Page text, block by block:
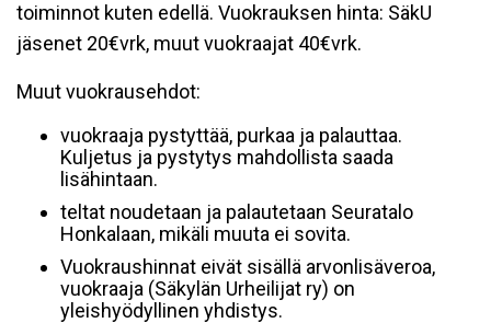
toiminnot kuten edellä. Vuokrauksen hinta: SäkU
jäsenet 20€vrk, muut vuokraajat 40€vrk.
Muut vuokrausehdot:
vuokraaja pystyttää, purkaa ja palauttaa.
Kuljetus ja pystytys mahdollista saada
lisähintaan.
teltat noudetaan ja palautetaan Seuratalo
Honkalaan, mikäli muuta ei sovita.
Vuokraushinnat eivät sisällä arvonlisäveroa,
vuokraaja (Säkylän Urheilijat ry) on
yleishyödyllinen yhdistys.